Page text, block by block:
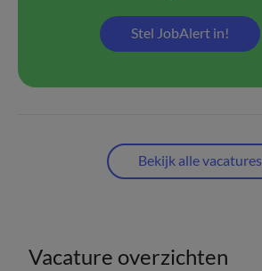
Stel JobAlert in!
Bekijk alle vacatures
Vacature overzichten